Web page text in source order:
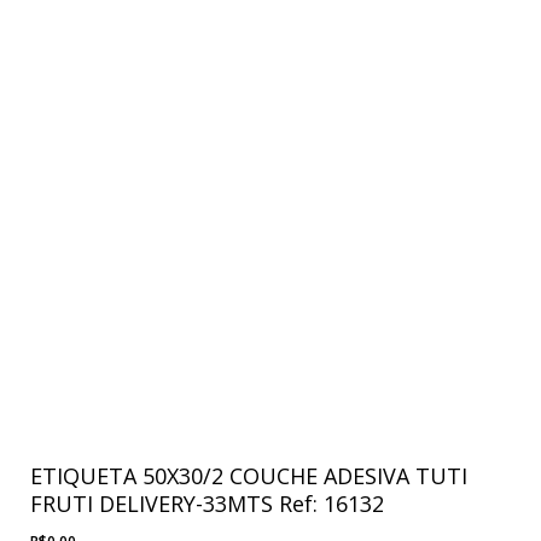
ETIQUETA 50X30/2 COUCHE ADESIVA TUTI
FRUTI DELIVERY-33MTS Ref: 16132